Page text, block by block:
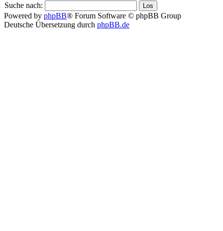
Suche nach:
Powered by phpBB® Forum Software © phpBB Group
Deutsche Übersetzung durch phpBB.de